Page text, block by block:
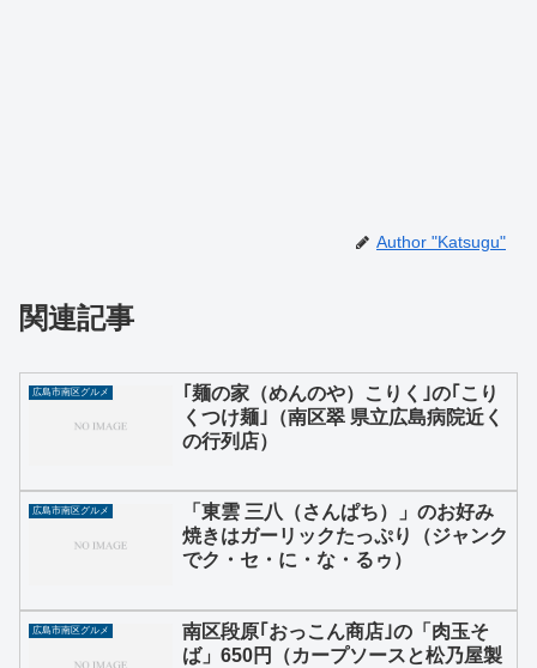
Author "Katsugu"
関連記事
広島市南区グルメ
｢麺の家（めんのや）こりく｣の｢こり
くつけ麺｣（南区翠 県立広島病院近く
の行列店）
広島市南区グルメ
「東雲 三八（さんぱち）」のお好み
焼きはガーリックたっぷり（ジャンク
でク・セ・に・な・るゥ）
広島市南区グルメ
南区段原｢おっこん商店｣の「肉玉そ
ば」650円（カープソースと松乃屋製